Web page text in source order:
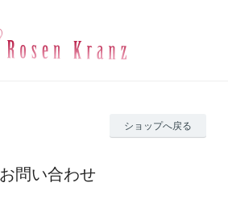
ショップへ戻る
お問い合わせ